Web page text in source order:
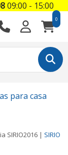
0
para casa
SIRIO2016 | SIRIO
09:00 - 15:00